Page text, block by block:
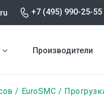
+7 (495) 990-25-55
Производители
EuroSMC